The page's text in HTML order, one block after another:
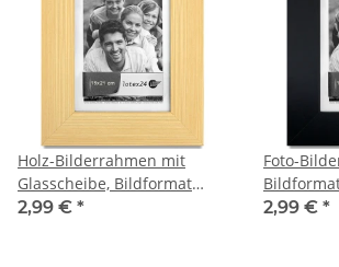
Holz-Bilderrahmen mit
Glasscheibe, Bildformat
15 × 20 cm, Fotorahmen
2,99 € *
Foto-
2,99 € *